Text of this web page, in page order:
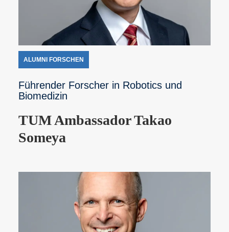
ALUMNI FORSCHEN
Führender Forscher in Robotics und
Biomedizin
TUM Ambassador Takao
Someya